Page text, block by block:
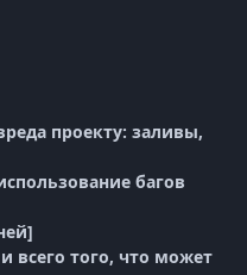
проекту: заливы,
багов
того, что может